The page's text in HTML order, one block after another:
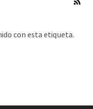
con esta etiqueta.